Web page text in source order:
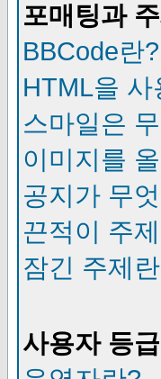
포매팅과
BBCode란?
HTML을
스마일은
이미지를
공지가 무
끈적이 주
잠긴 주제
사용자 등